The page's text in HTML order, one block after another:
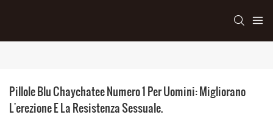
Pillole Blu Chaychatee Numero 1 Per Uomini: Migliorano
L'erezione E La Resistenza Sessuale.